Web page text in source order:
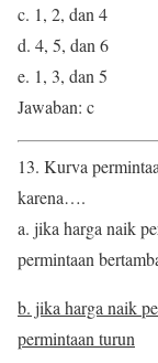
c. 1, 2, dan 4
d. 4, 5, dan 6
e. 1, 3, dan 5
Jawaban: c
13. Kurva
karena….
a. jika harga naik
permintaan
b. jika harga naik
permintaan turun